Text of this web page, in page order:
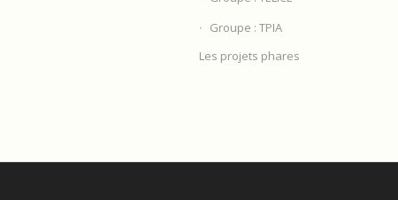
Groupe : TPIA
Les projets phares